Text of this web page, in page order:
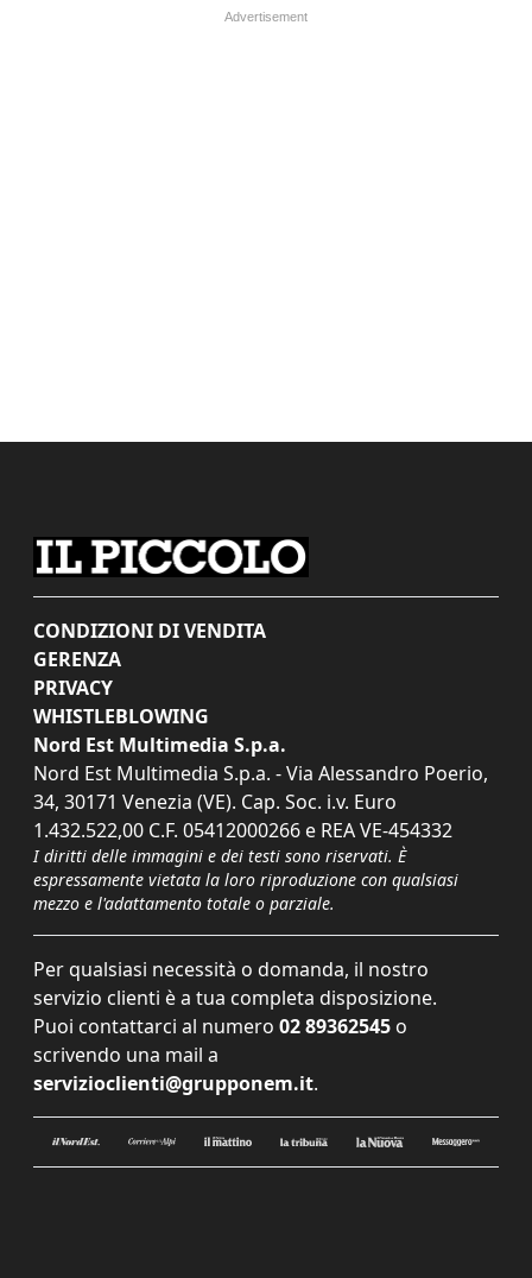
CONDIZIONI DI VENDITA
GERENZA
PRIVACY
WHISTLEBLOWING
Nord Est Multimedia S.p.a.
Nord Est Multimedia S.p.a. - Via Alessandro Poerio,
34, 30171 Venezia (VE). Cap. Soc. i.v. Euro
1.432.522,00 C.F. 05412000266 e REA VE-454332
I diritti delle immagini e dei testi sono riservati. È
espressamente vietata la loro riproduzione con qualsiasi
mezzo e l'adattamento totale o parziale.
Per qualsiasi necessità o domanda, il nostro
servizio clienti è a tua completa disposizione.
Puoi contattarci al numero 02 89362545 o
scrivendo una mail a
servizioclienti@grupponem.it.